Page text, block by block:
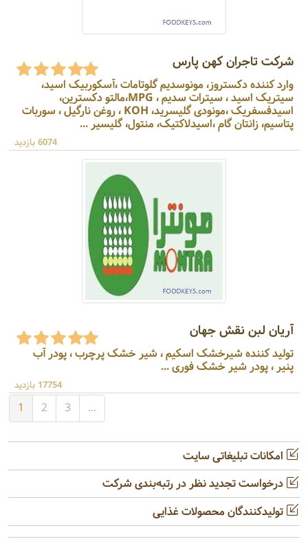
شرکت تاجران کهن پارس
وارد کننده دکستروز، مونوسدیم گلوتامات ،آسکوربیک اسید،
سیتریک اسید ، سیترات سدیم ، MPG،مالتو دکسترین،
اسیدفسفریک ،مونودی گلیسرید، KOH ، روغن نارگیل ، سوربات
پتاسیم، زانتان گام ،اسیدلاکتیک، منتول، گلیسیر ...
6074 بازدید
آریان لبن نقش جهان
تولید کننده شیرخشک اسکیم ، شیر خشک پرچرب ، پودر آب
پنیر ، پودر شیر خشک فوری ...
17754 بازدید
1 2 3 ...
امکانات تبلیغاتی سایت
درخواست تجدید نظر در رتبه‌بندی شرکت
تولیدکنندگان محصولات غذایی